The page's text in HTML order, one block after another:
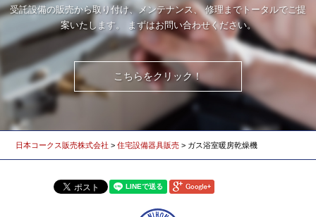
受託設備の販売から取り付け、メンテナンス、修理までトータルでご提
案いたします。
まずはお問い合わせください。
こちらをクリック！
日本コークス販売株式会社 >住宅設備器具販売 > ガス浴室暖房乾燥機